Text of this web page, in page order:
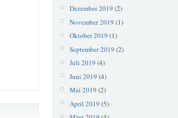
Dezember 2019 (2)
November 2019 (1)
Oktober 2019 (1)
September 2019 (2)
Juli 2019 (4)
Juni 2019 (4)
Mai 2019 (2)
April 2019 (5)